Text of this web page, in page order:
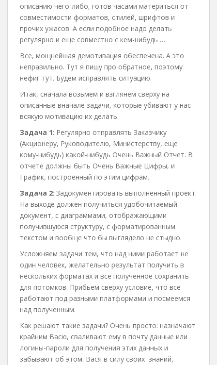
описанию чего-либо, готов часами материться от
совместимости форматов, стилей, шрифтов и
прочих ужасов. А если подобное надо делать
регулярно и еще совместно с кем-нибудь …
Все, мощнейшая демотивация обеспечена. А это
неправильно. Тут я пишу про обратное, поэтому
нефиг тут. Будем исправлять ситуацию.
Итак, сначала возьмем и взглянем сверху на
описанные вначале задачи, которые убивают у нас
всякую мотивацию их делать.
Задача 1: Регулярно отправлять Заказчику
(Акционеру, Руководителю, Министерству, еще
кому-нибудь) какой-нибудь Очень Важный Отчет. В
отчете должны быть Очень Важные Цифры, и
График, построенный по этим цифрам.
Задача 2: Задокументировать выполненный проект.
На выходе должен получиться удобочитаемый
документ, с диаграммами, отображающими
получившуюся структуру, с форматированным
текстом и вообще что бы выглядело не стыдно.
Усложняем задачи тем, что над ними работает не
один человек, желательно результат получить в
нескольких форматах и все полученное сохранить
для потомков. Прибьем сверху условие, что все
работают под разными платформами и посмеемся
над полученным.
Как решают такие задачи? Очень просто: назначают
крайним Васю, сваливают ему в почту данные или
логины-пароли для получения этих данных и
забывают об этом. Вася в силу своих знаний,